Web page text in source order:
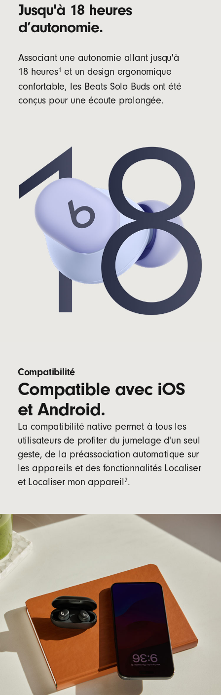
Jusqu'à 18 heures
d’autonomie.
Associant une autonomie allant jusqu'à
18 heures1 et un design ergonomique
confortable, les Beats Solo Buds ont été
conçus pour une écoute prolongée.
Compatibilité
Compatible avec iOS
et Android.
La compatibilité native permet à tous les
utilisateurs de profiter du jumelage d'un seul
geste, de la préassociation automatique sur
les appareils et des fonctionnalités Localiser
et Localiser mon appareil 2.